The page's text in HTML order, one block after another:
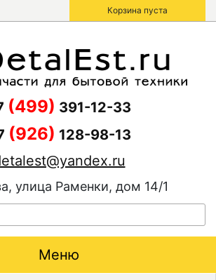
Корзина пуста
(499) 391-12-33
(926) 128-98-13
улица Раменки, дом 14/1
Меню